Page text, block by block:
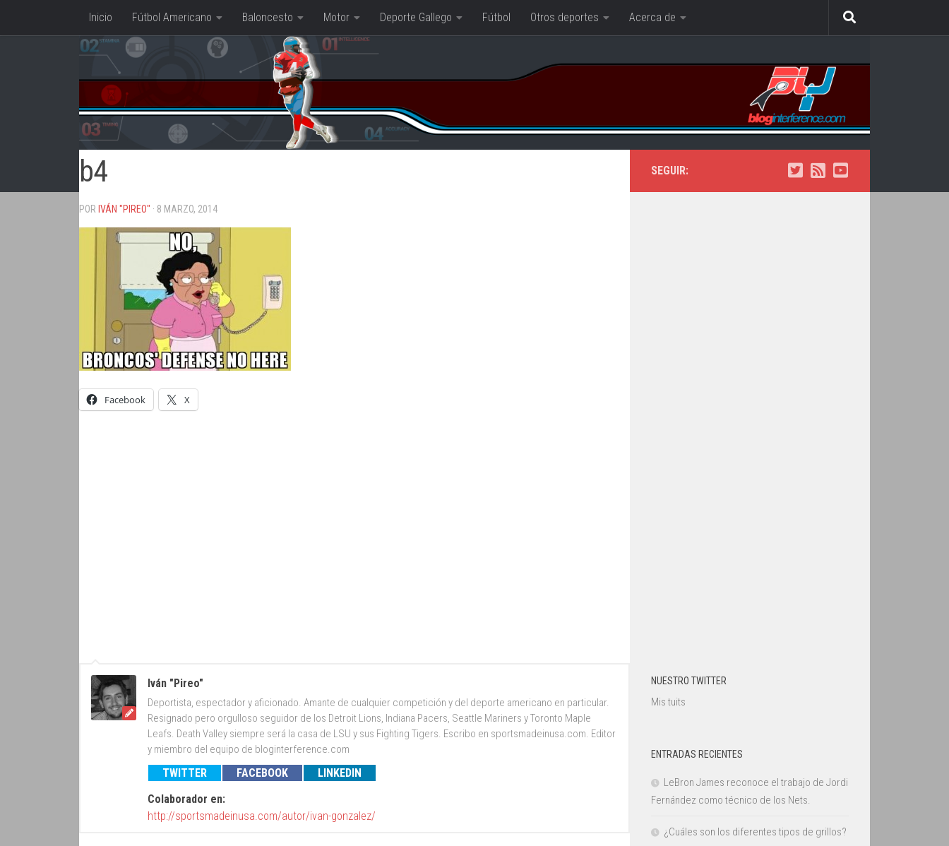
Saltar al contenido
Inicio Fútbol Americano Baloncesto Motor Deporte Gallego Fútbol Otros deportes Acerca de
b4
POR IVÁN "PIREO" · 8 MARZO, 2014
Facebook X
Iván "Pireo"
Deportista, espectador y aficionado. Amante de cualquier competición y del deporte americano en particular.
Resignado pero orgulloso seguidor de los Detroit Lions, Indiana Pacers, Seattle Mariners y Toronto Maple
Leafs. Death Valley siempre será la casa de LSU y sus Fighting Tigers. Escribo en sportsmadeinusa.com. Editor
y miembro del equipo de bloginterference.com
TWITTER FACEBOOK
LINKEDIN
Colaborador en:
http://sportsmadeinusa.com/autor/ivan-gonzalez/
SEGUIR:
NUESTRO TWITTER
Mis tuits
ENTRADAS RECIENTES
LeBron James reconoce el trabajo de Jordi
Fernández como técnico de los Nets.
¿Cuáles son los diferentes tipos de grillos?